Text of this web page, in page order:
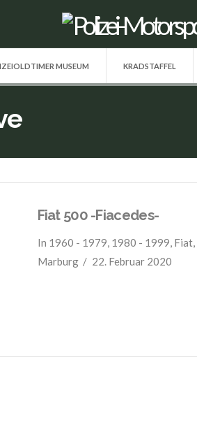
MUSEUM KRADSTAFFEL
Fiat 500 -Fiacedes-
In 1960 - 1979, 1980 - 1999, Fiat,
Marburg
22. Februar 2020